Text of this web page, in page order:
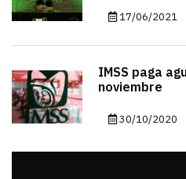
17/06/2021
IMSS paga
noviembre
30/10/2020